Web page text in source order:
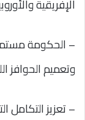
الإفريقية
– الحكومة
وتعميم الحوافز
– تعزيز التكامل